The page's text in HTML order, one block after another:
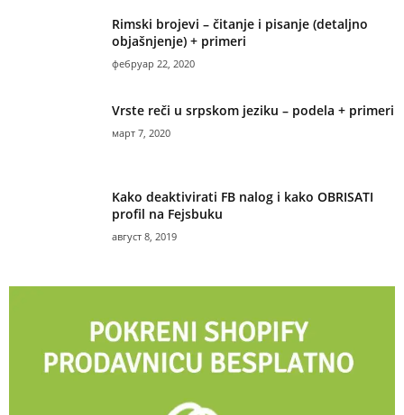
Rimski brojevi – čitanje i pisanje (detaljno
objašnjenje) + primeri
фебруар 22, 2020
Vrste reči u srpskom jeziku – podela + primeri
март 7, 2020
Kako deaktivirati FB nalog i kako OBRISATI
profil na Fejsbuku
август 8, 2019